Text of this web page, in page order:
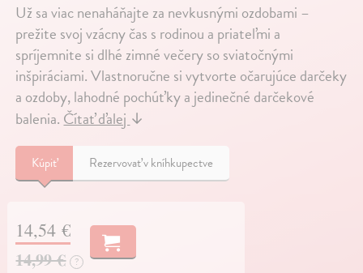
Už sa viac nenaháňajte za nevkusnými ozdobami –
prežite svoj vzácny čas s rodinou a priateľmi a
spríjemnite si dlhé zimné večery so sviatočnými
inšpiráciami. Vlastnoručne si vytvorte očarujúce darčeky
a ozdoby, lahodné pochúťky a jedinečné darčekové
balenia.Čítať ďalej↓
Kúpiť Rezervovať v kníhkupectve
14,54 €
14,99 € ?